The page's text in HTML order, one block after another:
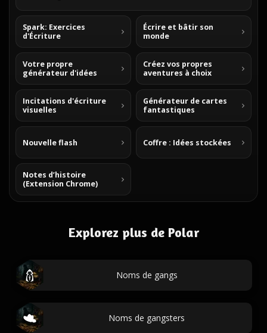
Spark: Exercices
d'Écriture
Écrire et bâtir son
monde
Votre propre
générateur d'idées
Créez vos propres
aventures à choix
Incitations d'écriture
visuelles
Générateur de cartes
fantastiques
Nouvelle flash Coffre : Idées stockées
Notes d’histoire
(Extension Chrome)
Explorez plus de Polar
Noms de gangs
Noms de gangsters